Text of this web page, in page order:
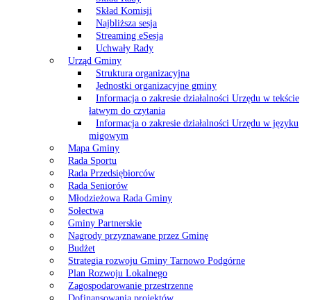
Skład Komisji
Najbliższa sesja
Streaming eSesja
Uchwały Rady
Urząd Gminy
Struktura organizacyjna
Jednostki organizacyjne gminy
Informacja o zakresie działalności Urzędu w tekście
łatwym do czytania
Informacja o zakresie działalności Urzędu w języku
migowym
Mapa Gminy
Rada Sportu
Rada Przedsiębiorców
Rada Seniorów
Młodzieżowa Rada Gminy
Sołectwa
Gminy Partnerskie
Nagrody przyznawane przez Gminę
Budżet
Strategia rozwoju Gminy Tarnowo Podgórne
Plan Rozwoju Lokalnego
Zagospodarowanie przestrzenne